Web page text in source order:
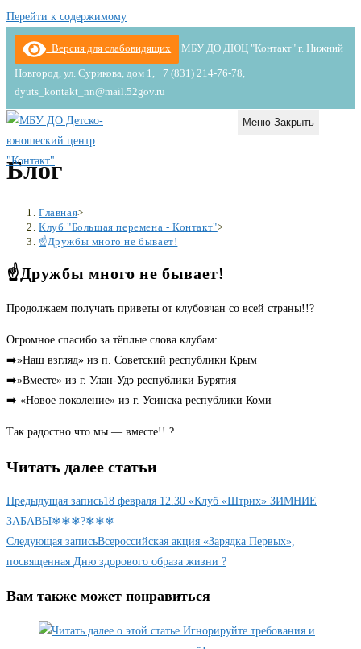
Перейти к содержимому
Версия для слабовидящих МБУ ДО ДЮЦ "Контакт" г. Нижний
Новгород, ул. Сурикова, дом 1, +7 (831) 214-76-78,
dyuts_kontakt_nn@mail.52gov.ru
Меню Закрыть
Блог
Главная>
Клуб "Большая перемена - Контакт">
☝️Дружбы много не бывает!
☝️Дружбы много не бывает!
Продолжаем получать приветы от клубовчан со всей страны!!?
Огромное спасибо за тёплые слова клубам:
➡️»Наш взгляд» из п. Советский республики Крым
➡️»Вместе» из г. Улан-Удэ республики Бурятия
➡️ «Новое поколение» из г. Усинска республики Коми
Так радостно что мы — вместе!! ?
Читать далее статьи
Предыдущая запись18 февраля 12.30 «Клуб «Штрих» ЗИМНИЕ
ЗАБАВЫ❄❄❄?❄❄❄
Следующая записьВсероссийская акция «Зарядка Первых»,
посвященная Дню здорового образа жизни ?
Вам также может понравиться